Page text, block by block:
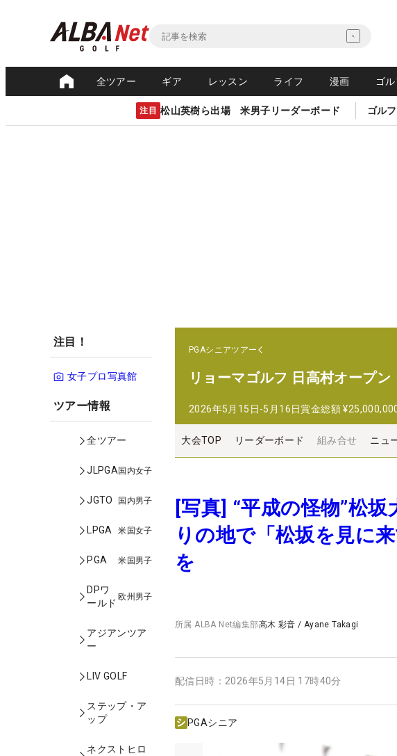
全ツアー ギア レッスン ライフ 漫画 ゴ
注目 松山英樹ら出場 米男子リーダーボード ゴル
注目！
女子プロ写真館
ツアー情報
全ツアー
JLPGA国内女子
JGTO 国内男子
LPGA 米国女子
PGA 米国男子
DPワ
ールド
欧州男子
アジアンツア
ー
LIV GOLF
ステップ・ア
ップ
ネクストヒロ
PGAシニアツアー
リョーマゴルフ 日高村オープン
2026年5月15日-5月16日賞金総額
大会TOP リーダーボード 組み合せ ニュ
[写真] “平成の怪物”松
りの地で「松坂を見に
を
所属ALBA Net編集部高木 彩音 / Ayane Takagi
配信日時： 2026年5月14日 17時40分
PGAシニア